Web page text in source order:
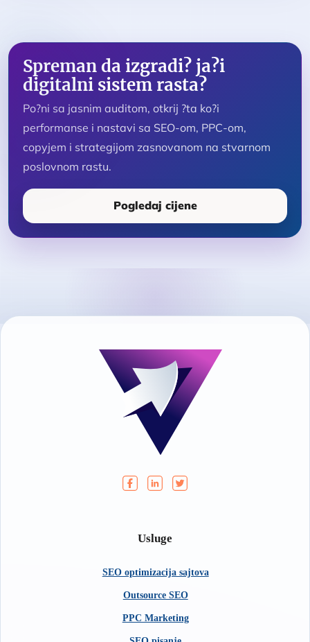
Spreman da izgradi? ja?i
digitalni sistem rasta?
Po?ni sa jasnim auditom, otkrij ?ta ko?i
performanse i nastavi sa SEO-om, PPC-om,
copyjem i strategijom zasnovanom na stvarnom
poslovnom rastu.
Pogledaj cijene
Usluge
SEO optimizacija sajtova
Outsource SEO
PPC Marketing